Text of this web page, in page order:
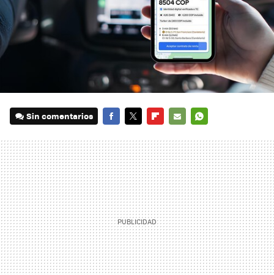
Sin comentarios
MAIL